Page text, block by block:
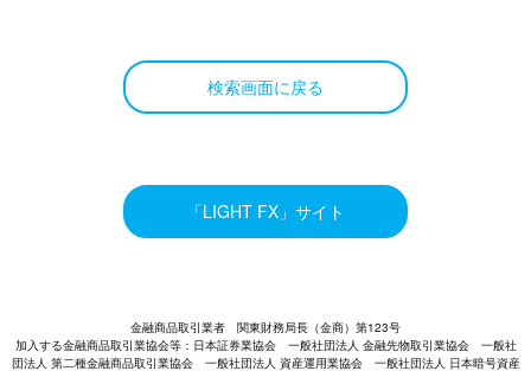
検索画面に戻る
「LIGHT FX」サイト
金融商品取引業者 関東財務局長（金商）第123号
加入する金融商品取引業協会等：日本証券業協会 一般社団法人 金融先物取引業協会 一般社
団法人 第二種金融商品取引業協会 一般社団法人 資産運用業協会 一般社団法人 日本暗号資産